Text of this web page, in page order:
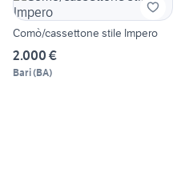
Comò/cassettone stile Impero
2.000 €
Bari(BA)